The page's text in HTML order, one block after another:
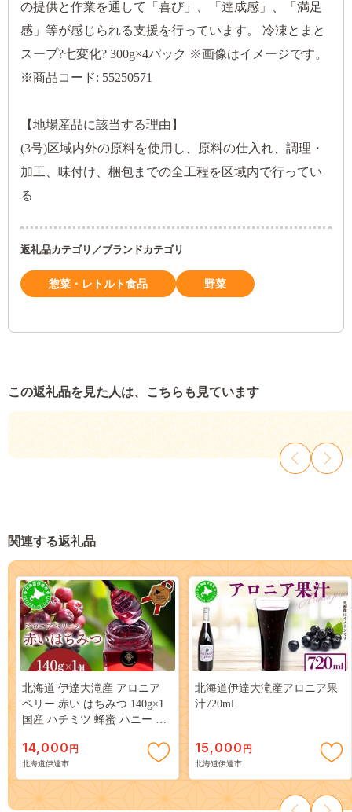
の提供と作業を通して「喜び」、「達成感」、「満足
感」等が感じられる支援を行っています。 冷凍とまと
スープ?七変化? 300g×4パック ※画像はイメージです。
※商品コード: 55250571
【地場産品に該当する理由】
(3号)区域内外の原料を使用し、原料の仕入れ、調理・
加工、味付け、梱包までの全工程を区域内で行ってい
る
返礼品カテゴリ／ブランドカテゴリ
惣菜・レトルト食品 野菜
この返礼品を見た人は、こちらも見ています
関連する返礼品
北海道 伊達大滝産 アロニア
ベリー 赤い はちみつ 140g×1
国産 ハチミツ 蜂蜜 ハニー 赤
ハイグレード食品 ギフト 花カ
フェアイバレー 送料無料
14,000 円
北海道伊達市
北海道伊達大滝産アロニア果
汁720ml
15,000 円
北海道伊達市